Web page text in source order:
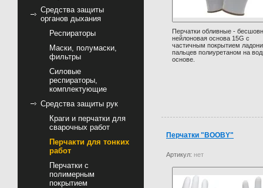
Средства защиты
органов дыхания
Респираторы
Маски, полумаски,
фильтры
Силовые
респираторы,
комплектующие
Средства защиты рук
Краги и перчатки для
сварочных работ
Перчакти для тонких
работ
Перчатки с
полимерным
покрытием
Перчатки обливные -
нейлоновая основа 15G с
частичным покрытием
пальцев полиуретаном на
основе.
Перчатки "BOOBY"
Артикул: нет